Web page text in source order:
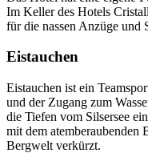
Im Keller des Hotels
für die nassen Anzüge und
Eistauchen
Eistauchen ist ein
und der Zugang zum
die Tiefen vom Silsersee
mit dem atemberaubenden
Bergwelt verkürzt.